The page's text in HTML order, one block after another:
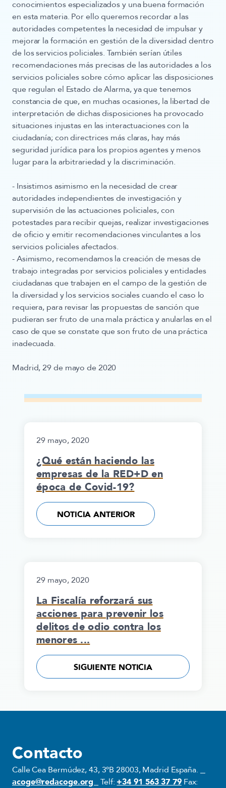
conocimientos especializados y una buena formación
en esta materia. Por ello queremos recordar a las
autoridades competentes la necesidad de impulsar y
mejorar la formación en gestión de la diversidad dentro
de los servicios policiales. También serían útiles
recomendaciones más precisas de las autoridades a los
servicios policiales sobre cómo aplicar las disposiciones
que regulan el Estado de Alarma, ya que tenemos
constancia de que, en muchas ocasiones, la libertad de
interpretación de dichas disposiciones ha provocado
situaciones injustas en las interactuaciones con la
ciudadanía; con directrices más claras, hay más
seguridad jurídica para los propios agentes y menos
lugar para la arbitrariedad y la discriminación.
- Insistimos asimismo en la necesidad de crear
autoridades independientes de investigación y
supervisión de las actuaciones policiales,con
potestades para recibir quejas, realizar investigaciones
de oficio y emitir recomendaciones vinculantes a los
servicios policiales afectados.
- Asimismo, recomendamos la creación de mesas de
trabajo integradas por servicios policiales y entidades
ciudadanas que trabajen en el campo de la gestión de
la diversidad y los servicios sociales cuando el caso lo
requiera, para revisar las propuestas de sanción que
pudieran ser fruto de una mala práctica y anularlas en el
caso de que se constate que son fruto de una práctica
inadecuada.
Madrid, 29 de mayo de 2020
29 mayo, 2020
¿Qué están haciendo las
empresas de la RED+D en
época de Covid-19?
NOTICIA ANTERIOR
29 mayo, 2020
La Fiscalía reforzará sus
acciones para prevenir los
delitos de odio contra los
menores ...
SIGUIENTE NOTICIA
Contacto
Calle Cea Bermúdez, 43, 3ºB 28003, Madrid España.
acoge@redacoge.org
Telf: +34 91 563 37 79Fax: